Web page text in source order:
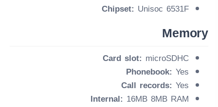
Chipset: Unisoc 6531F
Memory
Card slot: microSDHC
Phonebook: Yes
Call records: Yes
Internal: 16MB 8MB RAM